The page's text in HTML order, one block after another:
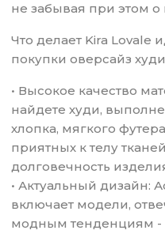
не забывая при этом
Что делает Kira Lovale
покупки оверсайз
• Высокое качество
найдете худи,
хлопка, мягкого
приятных к телу
долговечность
• Актуальный дизайн:
включает модели,
модным тенденциям -